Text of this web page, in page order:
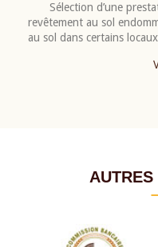
Sélection d’une
revêtement au sol
au sol dans certains